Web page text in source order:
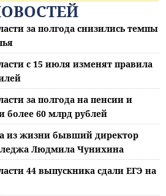
за полгода снизились темпы
с 15 июля изменят правила
за полгода на пенсии и
более 60 млрд рублей
из жизни бывший директор
Людмила Чунихина
44 выпускника сдали ЕГЭ на